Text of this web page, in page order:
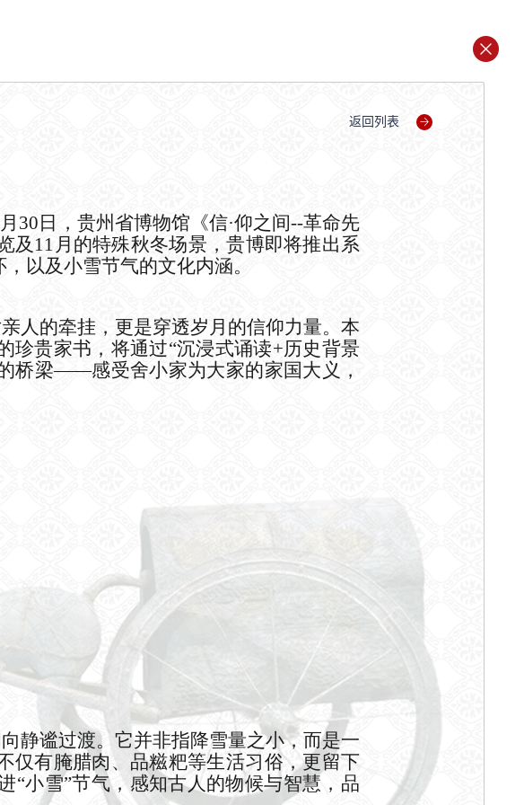
返回列表
月 30 日 ， 贵州省博物馆 《信·仰之间--革命先
及 11 月 的特殊秋冬场景 ，贵博即将推出系
以及小雪节气的文化内涵。
人的牵挂 ， 更是穿透岁月的信仰力量。本
珍贵家书，将通过“沉浸式诵读+历史背景
桥梁——感受舍小家为大家的家国大义，
静谧过渡。它并非指降雪量之小，而是一
仅有腌腊肉、品糍粑等生活习俗，更留下
“小雪”节气，感知古人的物候与智慧，品